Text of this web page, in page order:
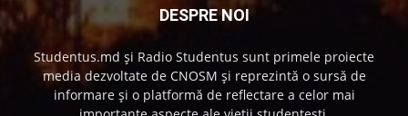
DESPRE NOI
Studentus.md și Radio Studentus sunt primele proiecte
media dezvoltate de CNOSM și reprezintă o sursă de
informare și o platformă de reflectare a celor mai